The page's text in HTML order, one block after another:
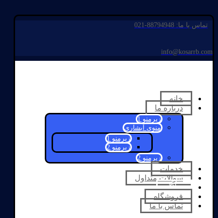
تماس با ما: 88794948-021
info@kosarrb.com
خانه
درباره ما
زیرمنو 1
منوی آبشاری
زیرمنو 1
زیرمنو 2
زیرمنو 2
خدمات
سوالات متداول
وبلاگ
فروشگاه
تماس با ما